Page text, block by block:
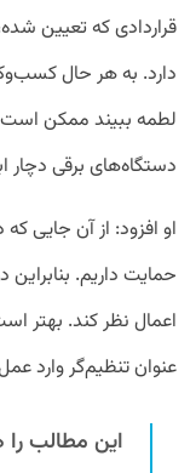
قراردادی که تعیین
دارد. به هر حال
لطمه ببیند ممکن
دستگاه‌های برقی دچار
او افزود: از آن جایی
حمایت داریم.
اعمال نظر کند. بهتر
عنوان تنظیم‌گر وارد
این مطالب را